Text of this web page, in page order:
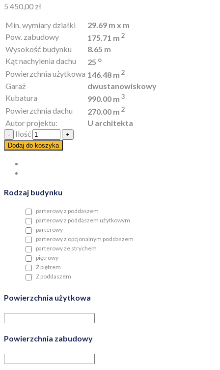
5 450,00 zł
Min. wymiary działki
29.69 m x m
Pow. zabudowy
175.71 m 2
Wysokość budynku
8.65 m
Kąt nachylenia dachu
25 o
Powierzchnia użytkowa 146.48 m 2
Garaż
dwustanowiskowy
Kubatura
990.00 m 3
Powierzchnia dachu 270.00 m 2
Autor projektu:
U architekta
Ilość
Dodaj do koszyka
Rodzaj budynku
parterowy z poddaszem
parterowy z poddaszem użytkowym
parterowy
parterowy z opcjonalnym poddaszem
parterowy ze strychem
piętrowy
Z piętrem
Z poddaszem
Powierzchnia użytkowa
Powierzchnia zabudowy